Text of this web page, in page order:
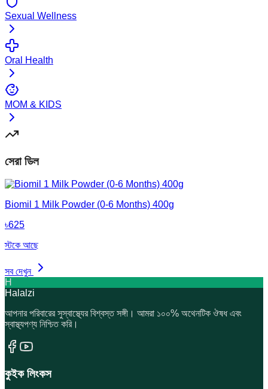
Sexual Wellness
Oral Health
MOM & KIDS
সেরা ডিল
Biomil 1 Milk Powder (0-6 Months) 400g
৳625
স্টকে আছে
সব দেখুন
H
Halalzi
আপনার পরিবারের সুস্বাস্থ্যের বিশ্বস্ত সঙ্গী। আমরা ১০০% অথেনটিক ঔষধ এবং
স্বাস্থ্যপণ্য নিশ্চিত করি।
কুইক লিংকস